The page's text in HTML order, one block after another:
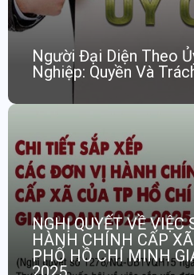
Người Đại Diện Theo
Nghiệp: Quyền Và
NGHỊ QUYẾT VỀ VIỆC
HÀNH CHÍNH CẤP
PHỐ HỒ CHÍ MINH